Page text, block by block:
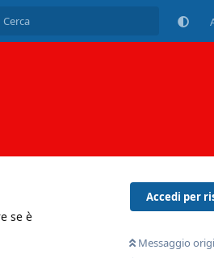
Accedi per
Messaggio
se è